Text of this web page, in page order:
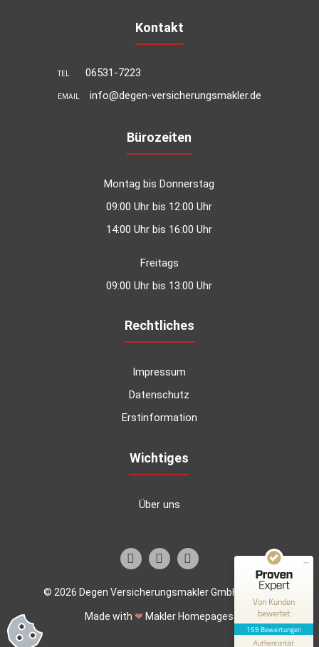
Kontakt
TEL 06531-7223
EMAIL info@degen-versicherungsmakler.de
Bürozeiten
Montag bis Donnerstag
09:00 Uhr bis 12:00 Uhr
14:00 Uhr bis 16:00 Uhr
Freitags
09:00 Uhr bis 13:00 Uhr
Rechtliches
Impressum
Datenschutz
Erstinformation
Wichtiges
Über uns
© 2026 Degen Versicherungsmakler GmbH & Co.KG
Made with❤ Makler Homepages
Von Kunden
bewertet
159 Bewertungen
Authentizität
Kundenbewertungen und Erfahrungen zu
Degen Versicherungsmakler GmbH & Co.KG
SEHR GUT
67
Bewertungen auf
ProvenExpert.com
Bewertungen von 1
Blick aufs ProvenExpert-Profil werfen